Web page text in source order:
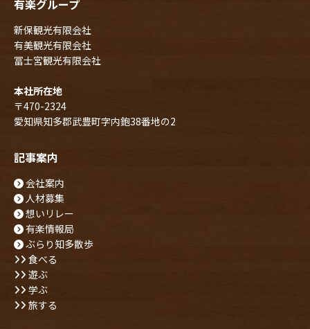
有楽グループ
新保観光有限会社
有美観光有限会社
冨士宮観光有限会社
本社所在地
〒470-2324
愛知県知多郡武豊町字内鉋38番地の2
記事案内
会社案内
人材募集
想いリレー
有楽情報局
ぶらり知多散歩
食べる
遊ぶ
学ぶ
旅する